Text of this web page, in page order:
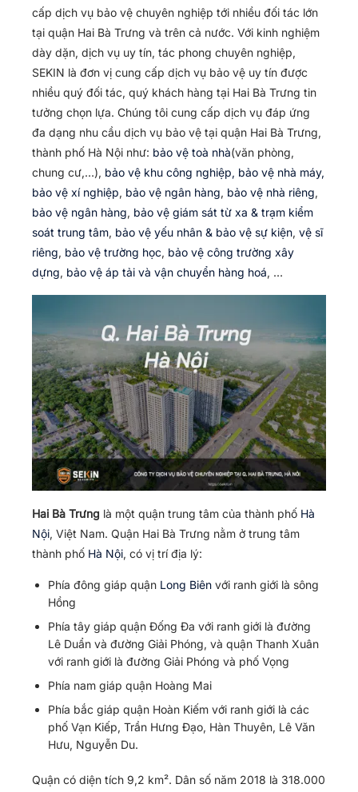
cấp dịch vụ bảo vệ chuyên nghiệp tới nhiều đối tác lớn
tại quận Hai Bà Trưng và trên cả nước. Với kinh nghiệm
dày dặn, dịch vụ uy tín, tác phong chuyên nghiệp,
SEKIN là đơn vị cung cấp dịch vụ bảo vệ uy tín được
nhiều quý đối tác, quý khách hàng tại Hai Bà Trưng tin
tưởng chọn lựa. Chúng tôi cung cấp dịch vụ đáp ứng
đa dạng nhu cầu dịch vụ bảo vệ tại quận Hai Bà Trưng,
thành phố Hà Nội như: bảo vệ toà nhà(văn phòng,
chung cư,…), bảo vệ khu công nghiệp, bảo vệ nhà máy,
bảo vệ xí nghiệp, bảo vệ ngân hàng, bảo vệ nhà riêng,
bảo vệ ngân hàng, bảo vệ giám sát từ xa & trạm kiểm
soát trung tâm, bảo vệ yếu nhân & bảo vệ sự kiện, vệ sĩ
riêng, bảo vệ trường học, bảo vệ công trường xây
dựng, bảo vệ áp tải và vận chuyển hàng hoá, …
Hai Bà Trưng là một quận trung tâm của thành phố Hà
Nội, Việt Nam. Quận Hai Bà Trưng nằm ở trung tâm
thành phố Hà Nội, có vị trí địa lý:
Phía đông giáp quận Long Biên với ranh giới là sông
Hồng
Phía tây giáp quận Đống Đa với ranh giới là đường
Lê Duẩn và đường Giải Phóng, và quận Thanh Xuân
với ranh giới là đường Giải Phóng và phố Vọng
Phía nam giáp quận Hoàng Mai
Phía bắc giáp quận Hoàn Kiếm với ranh giới là các
phố Vạn Kiếp, Trần Hưng Đạo, Hàn Thuyên, Lê Văn
Hưu, Nguyễn Du.
Quận có diện tích 9,2 km². Dân số năm 2018 là 318.000